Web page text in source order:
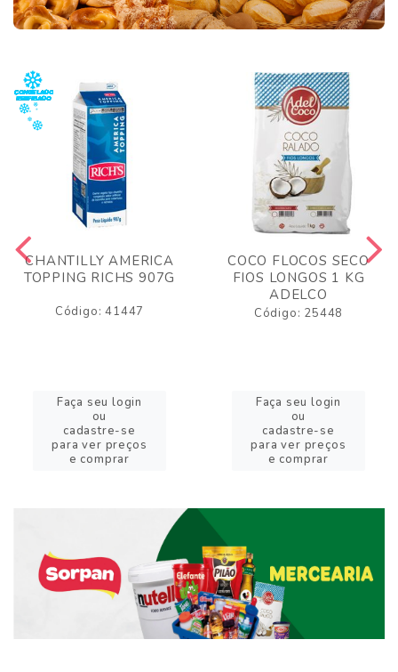
CHANTILLY AMERICA
TOPPING RICHS 907G
Código: 41447
Faça seu login
ou
cadastre-se
para ver preços
e comprar
COCO FLOCOS SECO
FIOS LONGOS 1 KG
ADELCO
Código: 25448
Faça seu login
ou
cadastre-se
para ver preços
e comprar